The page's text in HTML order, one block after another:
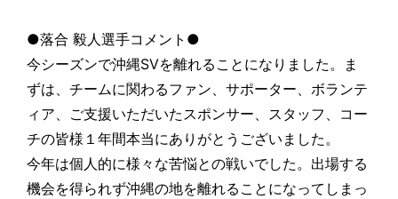
●落合 毅人選手コメント●
今シーズンで沖縄SVを離れることになりました。ま
ずは、チームに関わるファン、サポーター、ボランテ
ィア、ご支援いただいたスポンサー、スタッフ、コー
チの皆様１年間本当にありがとうございました。
今年は個人的に様々な苦悩との戦いでした。出場する
機会を得られず沖縄の地を離れることになってしまっ